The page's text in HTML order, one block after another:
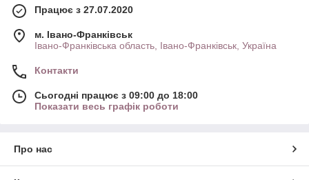
Працює з 27.07.2020
м. Івано-Франківськ
Івано-Франківська область, Івано-Франківськ, Україна
Контакти
Сьогодні працює з 09:00 до 18:00
Показати весь графік роботи
Про нас